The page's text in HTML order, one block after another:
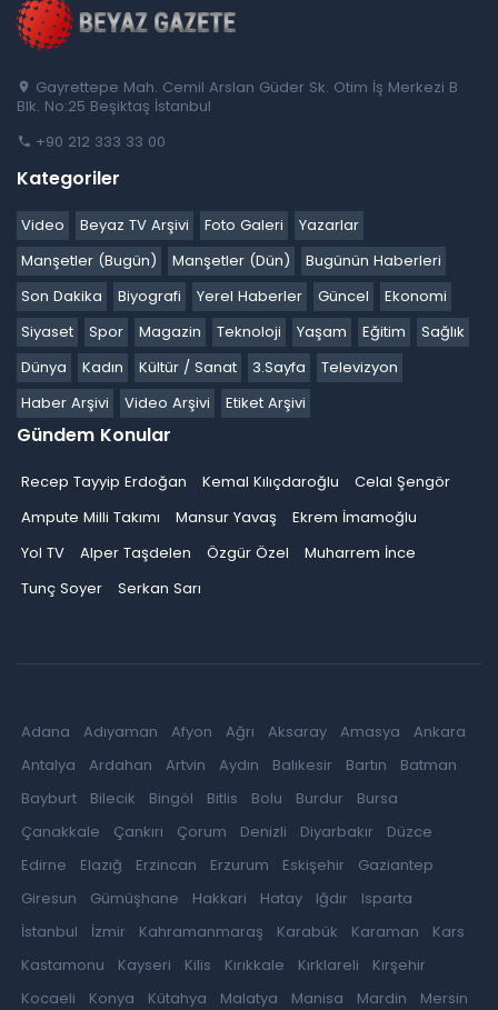
Gayrettepe Mah. Cemil Arslan Güder Sk. Otim İş Merkezi B
Blk. No:25 Beşiktaş İstanbul
+90 212 333 33 00
Kategoriler
Video Beyaz TV Arşivi Foto Galeri
Yazarlar
Manşetler (Bugün)
Manşetler (Dün)
Bugünün Haberleri
Son Dakika
Biyografi Yerel Haberler Güncel
Ekonomi
Siyaset
Spor Magazin Teknoloji Yaşam Eğitim
Sağlık
Dünya
Kadın Kültür / Sanat 3.Sayfa
Televizyon
Haber Arşivi
Video Arşivi Etiket Arşivi
Gündem Konular
Recep Tayyip Erdoğan Kemal Kılıçdaroğlu
Celal Şengör
Ampute Milli Takımı
Mansur Yavaş
Ekrem İmamoğlu
Yol TV
Alper Taşdelen Özgür Özel
Muharrem İnce
Tunç Soyer
Serkan Sarı
Adana Adıyaman Afyon Ağrı Aksaray Amasya
Ankara
Antalya
Ardahan Artvin Aydın Balıkesir Bartın
Batman
Bayburt
Bilecik Bingöl Bitlis Bolu Burdur
Bursa
Çanakkale
Çankırı Çorum Denizli Diyarbakır
Düzce
Edirne
Elazığ Erzincan Erzurum Eskişehir
Gaziantep
Giresun
Gümüşhane Hakkari Hatay Iğdır
Isparta
İstanbul
İzmir Kahramanmaraş Karabük Karaman
Kars
Kastamonu
Kayseri Kilis Kırıkkale Kırklareli
Kırşehir
Kocaeli
Konya Kütahya Malatya Manisa Mardin
Mersin